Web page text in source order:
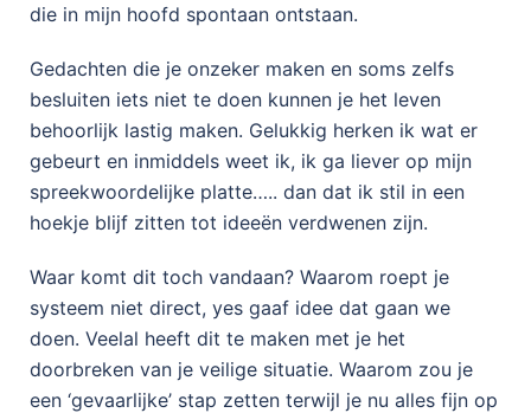
die in mijn hoofd spontaan ontstaan.
Gedachten die je onzeker maken en soms zelfs
besluiten iets niet te doen kunnen je het leven
behoorlijk lastig maken. Gelukkig herken ik wat er
gebeurt en inmiddels weet ik, ik ga liever op mijn
spreekwoordelijke platte….. dan dat ik stil in een
hoekje blijf zitten tot ideeën verdwenen zijn.
Waar komt dit toch vandaan? Waarom roept je
systeem niet direct, yes gaaf idee dat gaan we
doen. Veelal heeft dit te maken met je het
doorbreken van je veilige situatie. Waarom zou je
een ‘gevaarlijke’ stap zetten terwijl je nu alles fijn op